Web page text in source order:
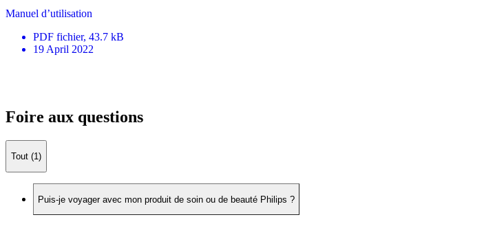
Manuel d’utilisation
PDF fichier, 43.7 kB
19 April 2022
Foire aux questions
Tout (1)
Puis-je voyager avec mon produit de soin ou de beauté Philips ?